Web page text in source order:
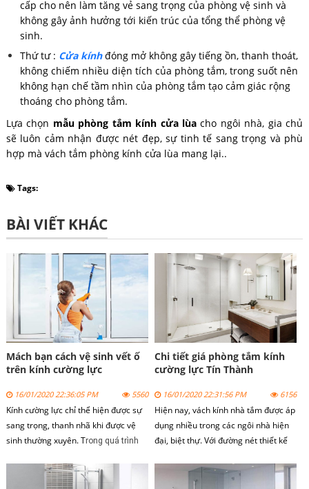
cấp cho nên làm tăng vẻ sang trọng của phòng vệ sinh và
không gây ảnh hưởng tới kiến trúc của tổng thể phòng vệ
sinh.
Thứ tư : Cửa kínhđóng mở không gây tiếng ồn, thanh thoát,
không chiếm nhiều diện tích của phòng tắm, trong suốt nên
không hạn chế tầm nhìn của phòng tắm tạo cảm giác rộng
thoáng cho phòng tắm.
Lựa chọn mẫu phòng tắm kính cửa lùacho ngôi nhà, gia chủ
sẽ luôn cảm nhận được nét đẹp, sự tinh tế sang trọng và phù
hợp mà vách tắm phòng kính cửa lùa mang lại..
Tags:
BÀI VIẾT KHÁC
Mách bạn cách vệ sinh vết ố
trên kính cường lực
16/01/2020 22:36:05 PM 5560
Kính cường lực chỉ thể hiện được sự
sang trọng, thanh nhã khi được vệ
sinh thường xuyên. Trong quá trình
đề vệ sinh cho kính cũng rất quan
Chi tiết giá phòng tắm kính
cường lực Tín Thành
16/01/2020 22:31:56 PM 6156
Hiện nay, vách kính nhà tắmđược áp
dụng nhiều trong các ngôi nhà hiện
đại, biệt thự. Với đường nét thiết kế
mang lại những trải nghiệm thư giãn
khi sử vách kính phòng tắm.